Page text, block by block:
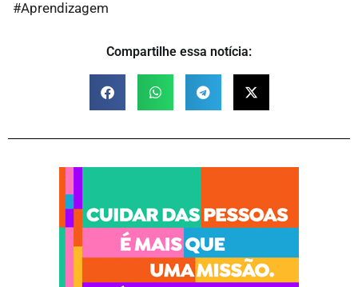
#Aprendizagem
Compartilhe essa notícia: